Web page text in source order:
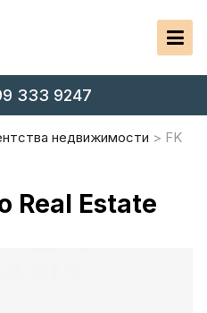
333 9247
недвижимости
FK
Real Estate